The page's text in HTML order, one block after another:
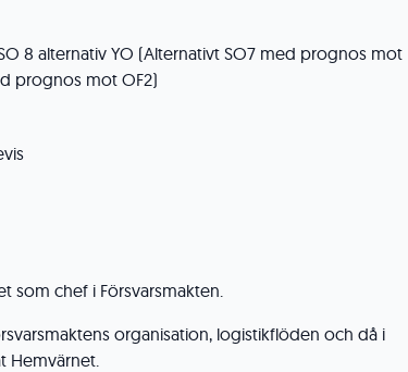
8 alternativ YO (Alternativt SO7 med prognos mot
prognos mot OF2)
som chef i Försvarsmakten.
organisation, logistikflöden och då i
Hemvärnet.